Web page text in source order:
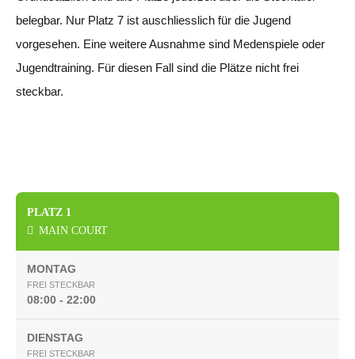
belegbar. Nur Platz 7 ist auschliesslich für die Jugend
vorgesehen. Eine weitere Ausnahme sind Medenspiele oder
Jugendtraining. Für diesen Fall sind die Plätze nicht frei
steckbar.
PLATZ 1
MAIN COURT
MONTAG
FREI STECKBAR
08:00 - 22:00
DIENSTAG
FREI STECKBAR